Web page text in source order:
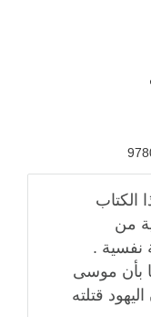
الكتاب
من
نفسية .
بأن موسى
قتلته